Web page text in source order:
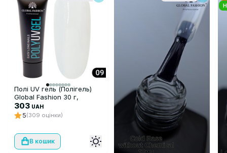
Полі UV гель (Полігель)
Global Fashion 30 г,
прозорий 09
303 UAH
5(309 оцінки)
В кошик